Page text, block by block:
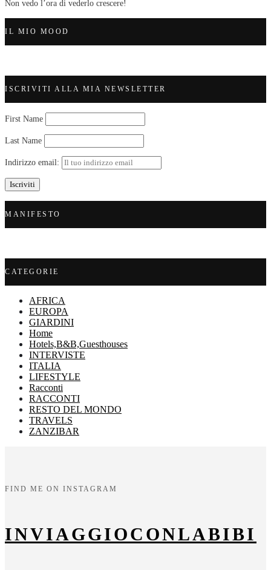
Non vedo l’ora di vederlo crescere!
IL MIO MOOD
ISCRIVITI ALLA MIA NEWSLETTER
First Name
Last Name
Indirizzo email:
MANIFESTO
CATEGORIE
AFRICA
EUROPA
GIARDINI
Home
Hotels,B&B,Guesthouses
INTERVISTE
ITALIA
LIFESTYLE
Racconti
RACCONTI
RESTO DEL MONDO
TRAVELS
ZANZIBAR
FIND ME ON INSTAGRAM
INVIAGGIOCONLABIBI